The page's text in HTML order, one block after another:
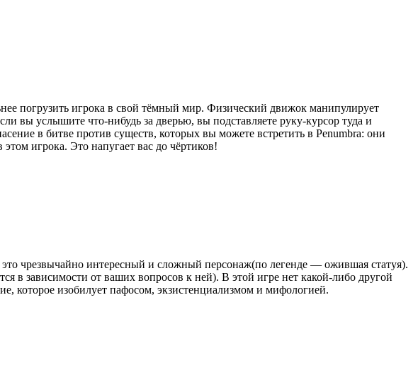
погрузить игрока в свой тёмный мир. Физический движок манипулирует
услышите что-нибудь за дверью, вы подставляете руку-курсор туда и
в битве против существ, которых вы можете встретить в Penumbra: они
игрока. Это напугает вас до чёртиков!
чрезвычайно интересный и сложный персонаж(по легенде — ожившая статуя).
в зависимости от ваших вопросов к ней). В этой игре нет какой-либо другой
которое изобилует пафосом, экзистенциализмом и мифологией.